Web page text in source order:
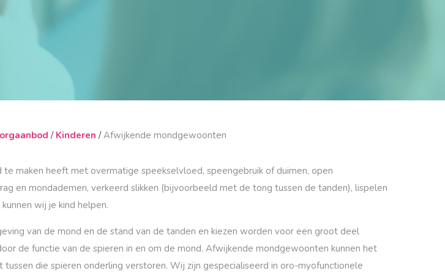
Kinderen Afwijkende mondgewoonten
te maken heeft met overmatige speekselvloed, speengebruik of duimen, open
en mondademen, verkeerd slikken (bijvoorbeeld met de tong tussen de tanden), lispelen
kunnen wij je kind helpen.
van de mond en de stand van de tanden en kiezen worden voor een groot deel
de functie van de spieren in en om de mond. Afwijkende mondgewoonten kunnen het
tussen die spieren onderling verstoren. Wij zijn gespecialiseerd in oro-myofunctionele